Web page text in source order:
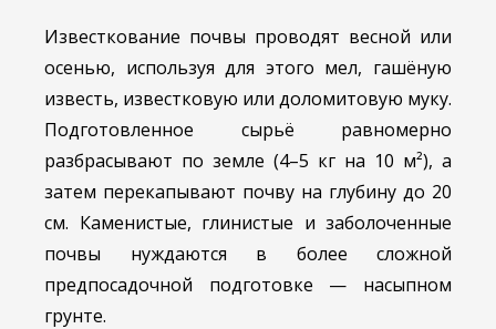
Известкование почвы проводят весной или
осенью, используя для этого мел, гашёную
известь, известковую или доломитовую муку.
Подготовленное сырьё равномерно
разбрасывают по земле (4–5 кг на 10 м²), а
затем перекапывают почву на глубину до 20
см. Каменистые, глинистые и заболоченные
почвы нуждаются в более сложной
предпосадочной подготовке — насыпном
грунте.